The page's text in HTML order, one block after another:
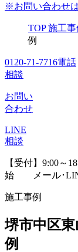
※お問い合わせ
TOP 施工事
例
0120-71-7716電話
相談
お問い
合わせ
LINE
相談
【受付】9:00～
始 メール･
施工事例
堺市中区
例